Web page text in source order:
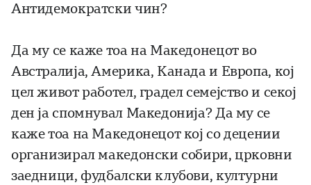
Антидемократски чин?
Да му се каже тоа на Македонецот во
Австралија, Америка, Канада и Европа, кој
цел живот работел, градел семејство и секој
ден ја спомнувал Македонија? Да му се
каже тоа на Македонецот кој со децении
организирал македонски собири, црковни
заедници, фудбалски клубови, културни